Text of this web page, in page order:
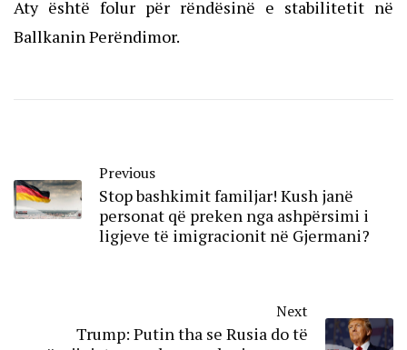
Aty është folur për rëndësinë e stabilitetit në
Ballkanin Perëndimor.
Previous
Stop bashkimit familjar! Kush janë
personat që preken nga ashpërsimi i
ligjeve të imigracionit në Gjermani?
Next
Trump: Putin tha se Rusia do të